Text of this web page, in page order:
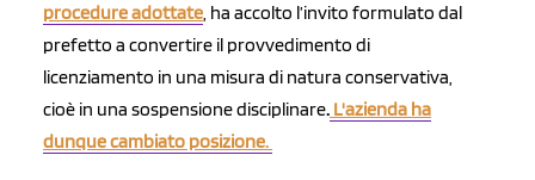
procedure adottate, ha accolto l’invito formulato dal
prefetto a convertire il provvedimento di
licenziamento in una misura di natura conservativa,
cioè in una sospensione disciplinare. L'azienda ha
dunque cambiato posizione.